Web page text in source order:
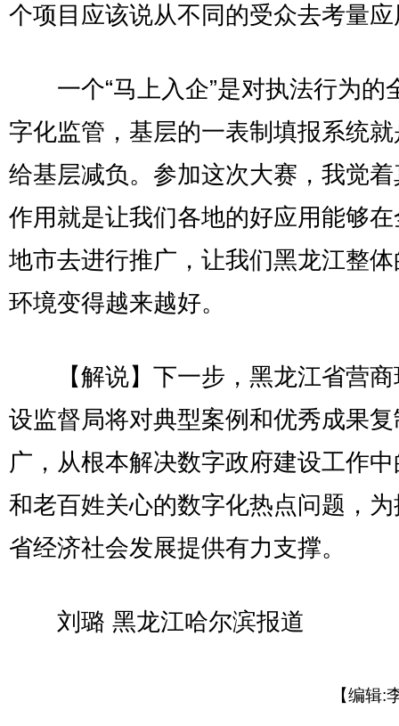
个项目应该说从不同的受众去考量
一个“马上入企”是对执法行为的
字化监管，基层的一表制填报系统
给基层减负。参加这次大赛，我觉
作用就是让我们各地的好应用能够
地市去进行推广，让我们黑龙江整
环境变得越来越好。
【解说】下一步，黑龙江省营商
设监督局将对典型案例和优秀成果
广，从根本解决数字政府建设工作
和老百姓关心的数字化热点问题，
省经济社会发展提供有力支撑。
刘璐 黑龙江哈尔滨报道
【编辑: